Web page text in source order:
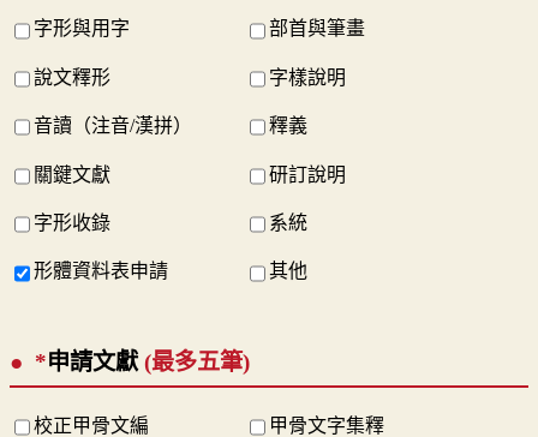
字形與用字 部首與筆畫
說文釋形 字樣說明
音讀（注音/漢拼） 釋義
關鍵文獻 研訂說明
字形收錄 系統
形體資料表申請 其他
*申請文獻 (最多五筆)
校正甲骨文編 甲骨文字集釋